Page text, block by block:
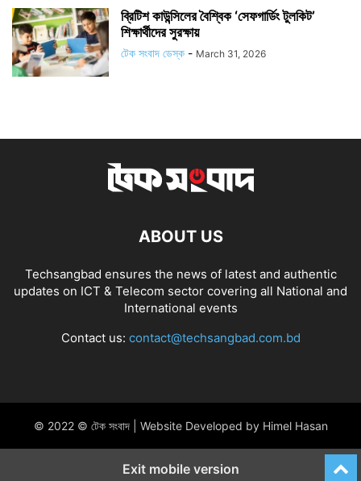
ব্রিটিশ কাউন্সিলের বৈশ্বিক ‘সেফগার্ডিং টুলকিট’
শিক্ষার্থীদের সুরক্ষায়
টেক সংবাদ ডেস্ক - March 31, 2026
ABOUT US
Techsangbad ensures the news of latest and authentic
updates on ICT & Telecom sector covering all National and
International events
Contact us: contact@techsangbad.com.bd
© 2022 © টেক সংবাদ | Website Developed by Himel Hasan
Exit mobile version